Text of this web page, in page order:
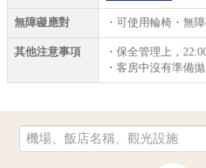
無障礙應對 ・可使用輪椅・無
其他注意事項
・保全管理上，
・客房中沒有準備